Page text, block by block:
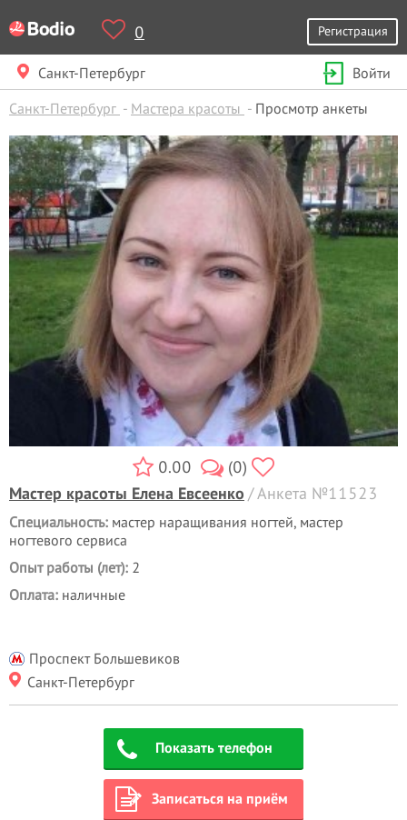
0 Регистрация
Санкт-Петербург
Войти
Санкт-Петербург
Мастера красоты Просмотр анкеты
0.00 (0)
Мастер красоты Елена Евсеенко / Анкета №11523
Специальность: мастер наращивания ногтей, мастер
ногтевого сервиса
Опыт работы (лет): 2
Оплата: наличные
Проспект Большевиков
Санкт-Петербург
Показать телефон
Записаться на приём